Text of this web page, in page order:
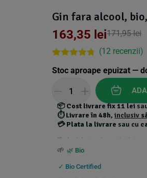
Gin fara alcool,
171,95lei
163,35 lei
out of 5
customer
ratings
(12recenzii)
Stoc aproape epuizat —
📦Cost livrare fix 11 lei
⏱️Livrare în 48h,inclusiv
💳Plata la livrare sau cu
*Produsele foarte grele au costuri de
🌱 🌿 Bio
✓ Bio Certified